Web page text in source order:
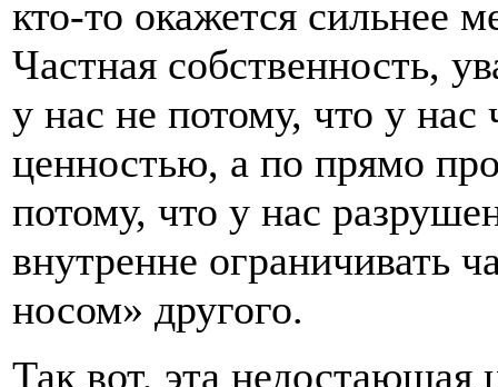
кто-то окажется сильнее
Частная собственность,
у нас не потому, что у нас
ценностью, а по прямо
потому, что у нас
внутренне ограничивать
носом» другого.
Так вот, эта недостающая